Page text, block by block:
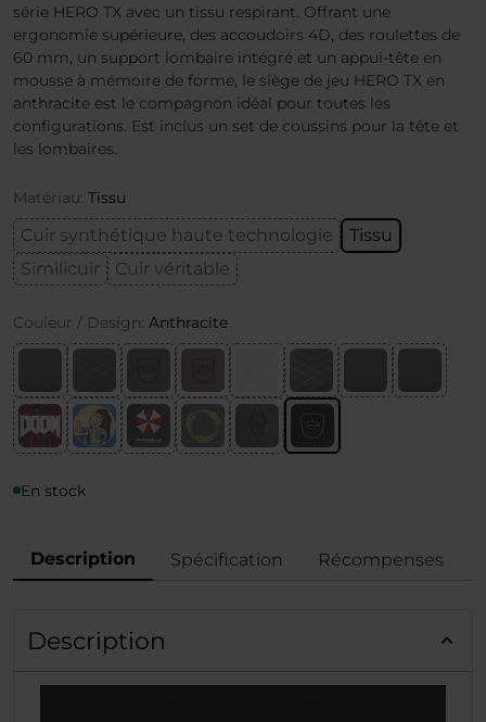
série HERO TX avec un tissu respirant. Offrant une
ergonomie supérieure, des accoudoirs 4D, des roulettes de
60 mm, un support lombaire intégré et un appui-tête en
mousse à mémoire de forme, le siège de jeu HERO TX en
anthracite est le compagnon idéal pour toutes les
configurations. Est inclus un set de coussins pour la tête et
les lombaires.
Matériau: Tissu
Cuir synthétique haute technologie
Tissu
Similicuir
Cuir véritable
Couleur / Design: Anthracite
En stock
Description Spécification Récompenses
Description